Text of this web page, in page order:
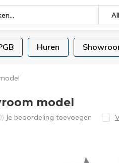
Huren
model
Je beoordeling toevoegen